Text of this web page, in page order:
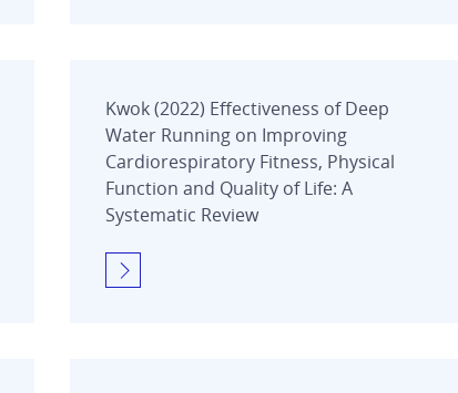
Kwok (2022) Effectiveness of Deep
Water Running on Improving
Cardiorespiratory Fitness, Physical
Function and Quality of Life: A
Systematic Review